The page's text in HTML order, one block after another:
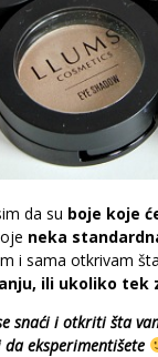
da su boje koje
neka
i sama otkrivam
ili ukoliko tek
snaći i otkriti šta
eksperimentišete